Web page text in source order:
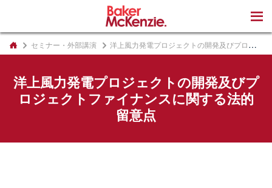
セミナー・外部講演 洋上風力発電プロジェクトの開発及びプロジェクトファイナンスに関する法的留意点
洋上風力発電プロジェクトの開発及びプ
ロジェクトファイナンスに関する法的
留意点